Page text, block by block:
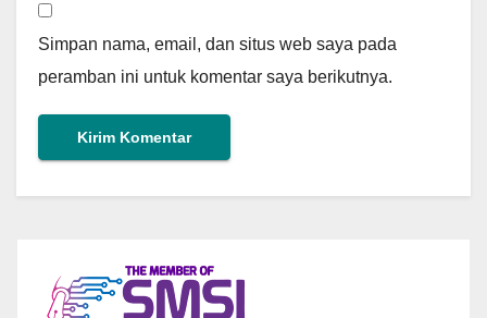
Simpan nama, email, dan situs web saya pada
peramban ini untuk komentar saya berikutnya.